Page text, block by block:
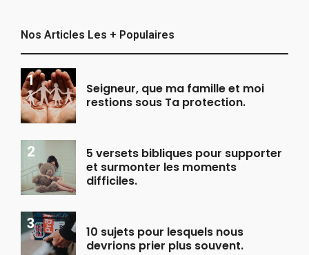
Nos Articles Les + Populaires
Seigneur, que ma famille et moi
restions sous Ta protection.
5 versets bibliques pour supporter
et surmonter les moments
difficiles.
10 sujets pour lesquels nous
devrions prier plus souvent.